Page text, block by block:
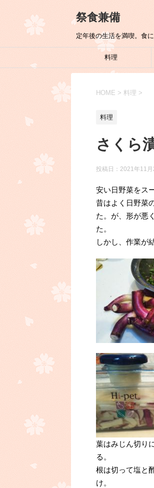
祭食兼備
定年後の生活を満喫。食
料理
HOME > 料理 >
料理
さくら
投稿日： 2021年11月
安い日野菜をス
昔はよく日野菜
た。が、形が悪
た。
しかし、作業が
葉はみじん切り
る。
根は切って塩と
け。